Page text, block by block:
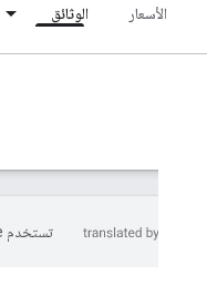
الأسعار الوثائق
تستخدم Google تكنولوجيا الذكاء الاصطناعي لترجمة المحتوى إلى لغتك المفضّلة، وقد تتضمّن بعض الأخطاء.